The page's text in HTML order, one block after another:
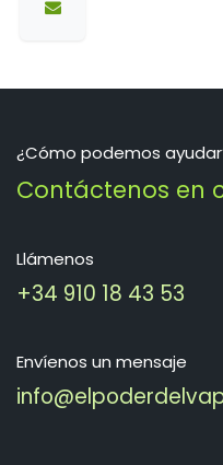
¿Cómo podemos
Contáctenos en
Llámenos
+34 910 18 43 53
Envíenos un mensaje